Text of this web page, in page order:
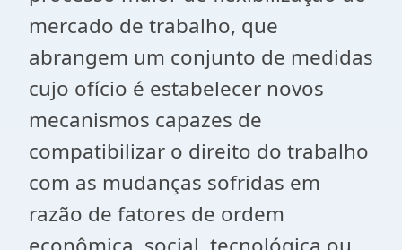
mercado de trabalho, que
abrangem um conjunto de medidas
cujo ofício é estabelecer novos
mecanismos capazes de
compatibilizar o direito do trabalho
com as mudanças sofridas em
razão de fatores de ordem